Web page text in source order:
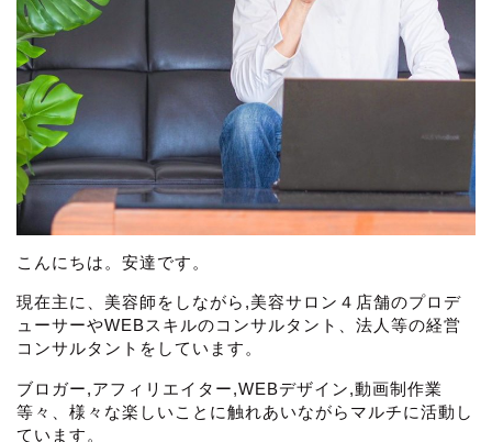
こんにちは。安達です。
現在主に、美容師をしながら,美容サロン４店舗のプロデ
ューサーやWEBスキルのコンサルタント、法人等の経営
コンサルタントをしています。
ブロガー,アフィリエイター,WEBデザイン,動画制作業
等々、様々な楽しいことに触れあいながらマルチに活動し
ています。